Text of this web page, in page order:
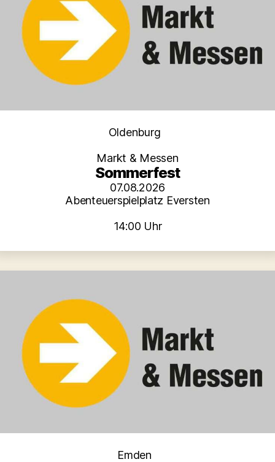
Kategorien
Oldenburg
Markt & Messen
Sommerfest
07.08.2026
Abenteuerspielplatz Eversten
14:00 Uhr
Kategorien
Emden